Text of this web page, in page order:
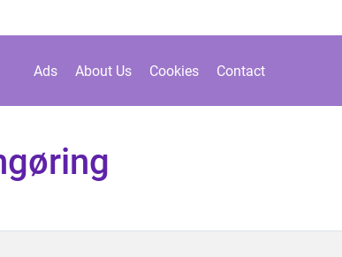
Ads About Us Cookies Contact